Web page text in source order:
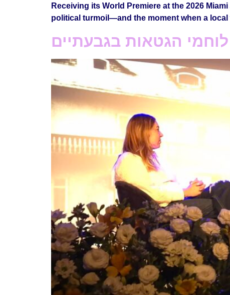
Receiving its World Premiere at the 2026
political turmoil—and the moment when a